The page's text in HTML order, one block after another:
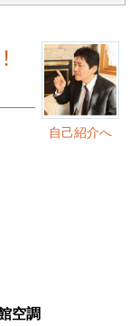
自己紹介へ
空調